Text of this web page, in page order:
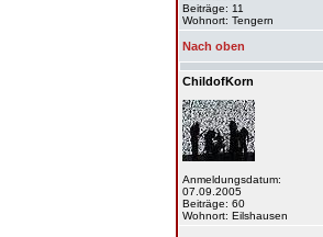
Beiträge: 11
Wohnort: Tengern
Nach oben
ChildofKorn
Anmeldungsdatum:
07.09.2005
Beiträge: 60
Wohnort: Eilshausen